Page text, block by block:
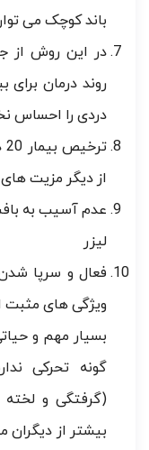
باند کوچک می
در این روش از
روند درمان
دردی را احساس
از دیگر مزیت
عدم آسیب به
لیزر
فعال و سرپا شدن
ویژگی های مثبت
بسیار مهم و
گونه تحرکی
(گرفتگی و
بیشتر از دیگران